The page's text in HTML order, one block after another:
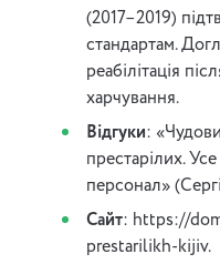
(2017–2019)
стандартам.
реабілітація
харчування.
Відгуки:
престарілих.
персонал»
Сайт: https://
prestarilikh-kijiv.